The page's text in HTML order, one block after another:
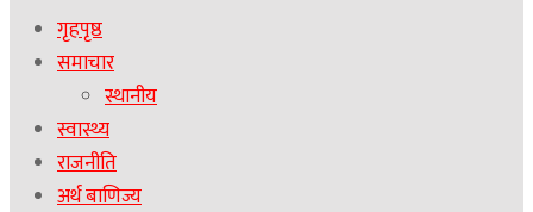
गृहपृष्ठ
समाचार
स्थानीय
स्वास्थ्य
राजनीति
अर्थ बाणिज्य